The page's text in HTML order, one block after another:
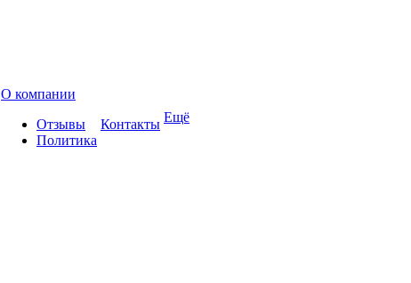
О компании
Отзывы
Политика
Контакты Ещё